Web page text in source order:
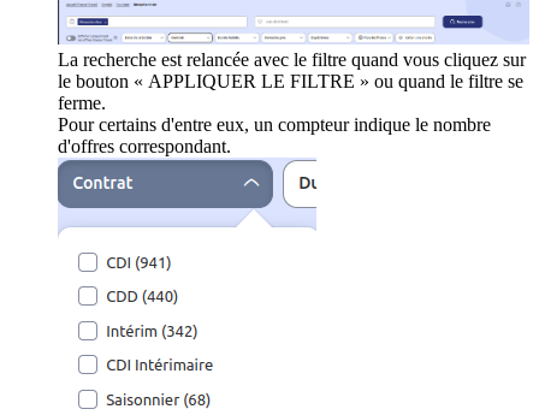
La recherche est relancée avec le filtre quand vous cliquez sur
le bouton « APPLIQUER LE FILTRE » ou quand le filtre se
ferme.
Pour certains d'entre eux, un compteur indique le nombre
d'offres correspondant.